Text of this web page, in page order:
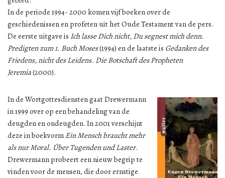
In de periode 1994- 2000 komen vijf boeken over de
geschiedenissen en profeten uit het Oude Testament van de pers.
De eerste uitgave is Ich lasse Dich nicht, Du segnest mich denn.
Predigten zum 1. Buch Moses(1994) en de laatste is Gedanken des
Friedens, nicht des Leidens. Die Botschaft des Propheten
Jeremia(2000).
In de Wortgottesdiensten gaat Drewermann
in 1999 over op een behandeling van de
deugden en ondeugden. In 2001 verschijnt
deze in boekvorm Ein Mensch braucht mehr
als nur Moral. Űber Tugenden und Laster.
Drewermann probeert een nieuw begrip te
vinden voor de mensen, die door ernstige